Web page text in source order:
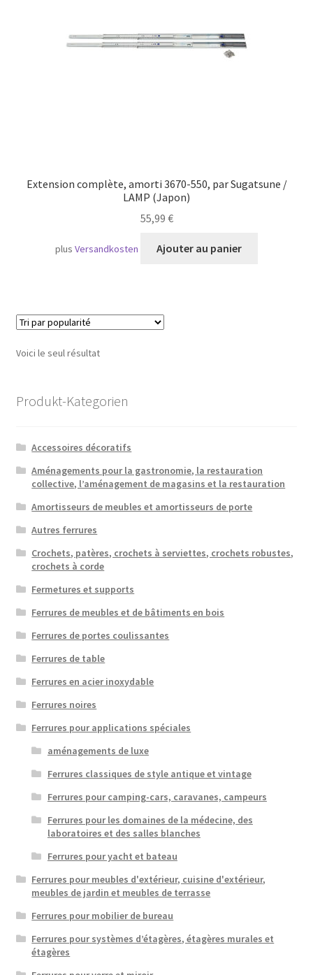
Extension complète, amorti 3670-550, par Sugatsune /
LAMP (Japon)
55,99 €
plusVersandkosten Ajouter au panier
Voici le seul résultat
Produkt-Kategorien
Accessoires décoratifs
Aménagements pour la gastronomie, la restauration
collective, l’aménagement de magasins et la restauration
Amortisseurs de meubles et amortisseurs de porte
Autres ferrures
Crochets, patères, crochets à serviettes, crochets robustes,
crochets à corde
Fermetures et supports
Ferrures de meubles et de bâtiments en bois
Ferrures de portes coulissantes
Ferrures de table
Ferrures en acier inoxydable
Ferrures noires
Ferrures pour applications spéciales
aménagements de luxe
Ferrures classiques de style antique et vintage
Ferrures pour camping-cars, caravanes, campeurs
Ferrures pour les domaines de la médecine, des
laboratoires et des salles blanches
Ferrures pour yacht et bateau
Ferrures pour meubles d'extérieur, cuisine d'extérieur,
meubles de jardin et meubles de terrasse
Ferrures pour mobilier de bureau
Ferrures pour systèmes d’étagères, étagères murales et
étagères